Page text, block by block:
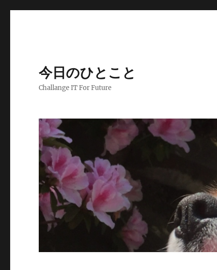
今日のひとこと
Challange IT For Future